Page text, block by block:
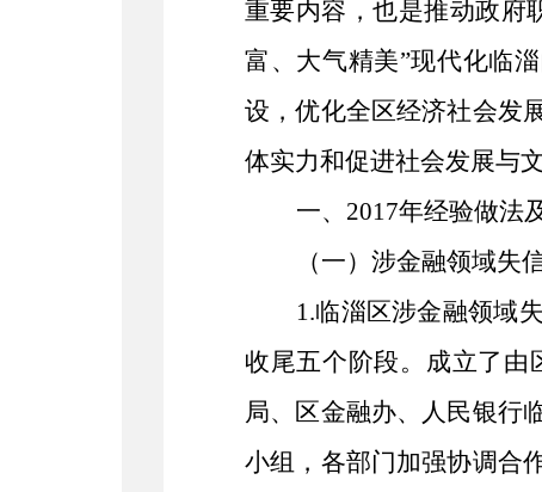
重要内容，也是推动政府
富、大气精美”现代化临
设，优化全区经济社会发
体实力和促进社会发展与
一、 2017年经验做法
（一） 涉金融领域失
1.临淄区涉金融领域
收尾五个阶段。成立了由
局、区金融办、人民银行
小组，各部门加强协调合